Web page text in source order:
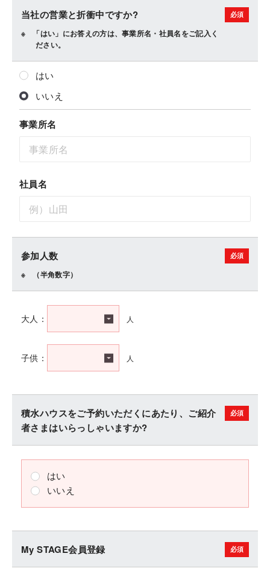
当社の営業と折衝中ですか?
「はい」にお答えの方は、事業所名・社員名をご記入く
ださい。
はい
いいえ
事業所名
社員名
参加人数
（半角数字）
大人： 人
子供： 人
積水ハウスをご予約いただくにあたり、ご紹介
者さまはいらっしゃいますか?
はい
いいえ
My STAGE会員登録